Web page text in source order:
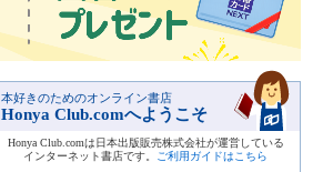
本好きのためのオンライン書店
Honya Club.comへようこそ
Honya Club.comは日本出版販売株式会社が運営している
インターネット書店です。
ご利用ガイドはこちら